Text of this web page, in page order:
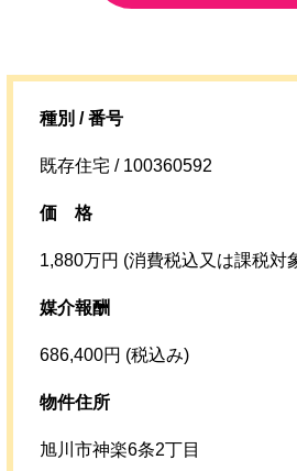
種別 / 番号
既存住宅 / 100360592
価格
1,880万円 (消費税込又は課税対
媒介報酬
686,400円 (税込み)
物件住所
旭川市神楽6条2丁目